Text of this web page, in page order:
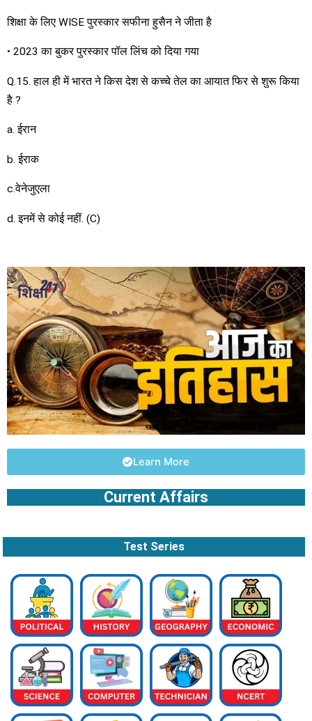
शिक्षा के लिए WISE पुरस्कार सफीना हुसैन ने जीता है
• 2023 का बुकर पुरस्कार पॉल लिंच को दिया गया
Q.15. हाल ही में भारत ने किस देश से कच्चे तेल का आयात फिर से शुरू किया
है ?
a. ईरान
b. ईराक
c.वेनेजुएला
d. इनमें से कोई नहीं. (C)
Learn More
Current Affairs
Test Series